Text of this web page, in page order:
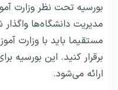
بورسیه تحت نظر وزارت
مدیریت دانشگاه‌ها
مستقیما باید با وزارت
برقرار کنید. این بورسیه
ارائه می‌شود.